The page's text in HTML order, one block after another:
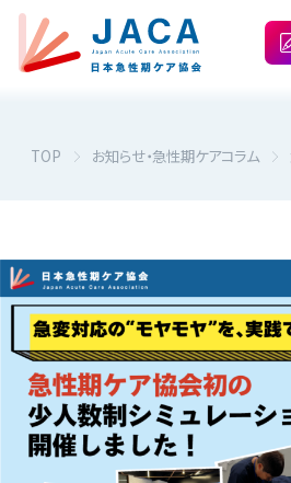
TOP お知らせ・急性期ケアコラム